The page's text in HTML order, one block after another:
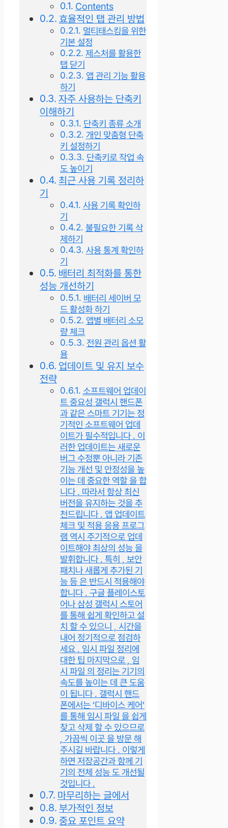
Contents
효율적인 탭 관리 방법
멀티태스킹을 위한
기본 설정
제스처를 활용한
탭 닫기
앱 관리 기능 활용
하기
자주 사용하는 단축키
이해하기
단축키 종류 소개
개인 맞춤형 단축
키 설정하기
단축키로 작업 속
도 높이기
최근 사용 기록 정리하
기
사용 기록 확인하
기
불필요한 기록 삭
제하기
사용 통계 확인하
기
배터리 최적화를 통한
성능 개선하기
배터리 세이버 모
드 활성화 하기
앱별 배터리 소모
량 체크
전원 관리 옵션 활
용
업데이트 및 유지 보수
전략
소프트웨어 업데이
트 중요성 갤럭시 핸드폰
과 같은 스마트 기기는 정
기적인 소프트웨어 업데
이트가 필수적입니다 . 이
러한 업데이트는 새로운
버그 수정뿐 아니라 기존
기능 개선 및 안정성을 높
이는 데 중요한 역할 을 합
니다 . 따라서 항상 최신
버전을 유지하는 것을 추
천드립니다 . 앱 업데이트
체크 및 적용 응용 프로그
램 역시 주기적으로 업데
이트해야 최상의 성능 을
발휘합니다 . 특히 , 보안
패치나 새롭게 추가된 기
능 등 은 반드시 적용해야
합니다 . 구글 플레이스토
어나 삼성 갤럭시 스토어
를 통해 쉽게 확인하고 설
치 할 수 있으니 , 시간을
내어 정기적으로 점검하
세요 . 임시 파일 정리에
대한 팁 마지막으로 , 임
시 파일 의 정리는 기기의
속도를 높이는 데 큰 도움
이 됩니다 . 갤럭시 핸드
폰에서는 ‘디바이스 케어’
를 통해 임시 파일 을 쉽게
찾고 삭제 할 수 있으므로
, 가끔씩 이곳 을 방문 해
주시길 바랍니다 . 이렇게
하면 저장공간과 함께 기
기의 전체 성능 도 개선될
것입니다 .
마무리하는 글에서
부가적인 정보
중요 포인트 요약